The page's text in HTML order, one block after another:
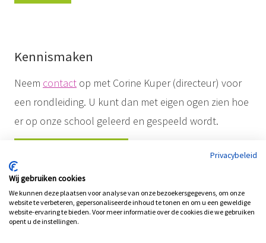
Kennismaken
Neem contact op met Corine Kuper (directeur) voor
een rondleiding. U kunt dan met eigen ogen zien hoe
er op onze school geleerd en gespeeld wordt.
Privacybeleid
Wij gebruiken cookies
We kunnen deze plaatsen voor analyse van onze bezoekersgegevens, om onze
website te verbeteren, gepersonaliseerde inhoud te tonen en om u een geweldige
website-ervaring te bieden. Voor meer informatie over de cookies die we gebruiken
opent u de instellingen.